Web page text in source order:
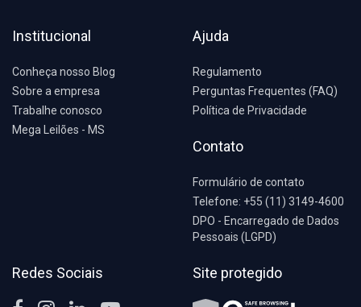
Institucional
Conheça nosso Blog
Sobre a empresa
Trabalhe conosco
Mega Leilões - MS
Ajuda
Regulamento
Perguntas Frequentes (FAQ)
Política de Privacidade
Contato
Formulário de contato
Telefone: +55 (11) 3149-4600
DPO - Encarregado de Dados
Pessoais (LGPD)
Redes Sociais Site protegido